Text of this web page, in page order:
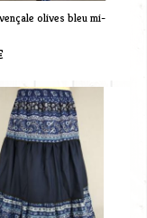
olives bleu mi-